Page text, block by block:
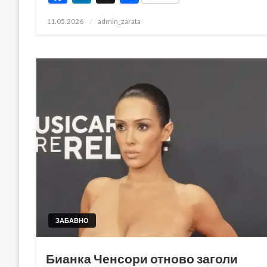
Posted
11.05.2026 admin_zarata
ЗАБАВНО
Бианка Ченсори отново заголи